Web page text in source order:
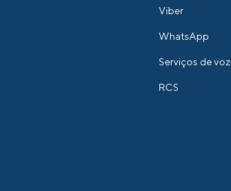
Viber
WhatsApp
Serviços de voz
RCS